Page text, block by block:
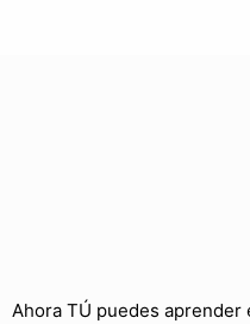
Ahora TÚ puedes aprender